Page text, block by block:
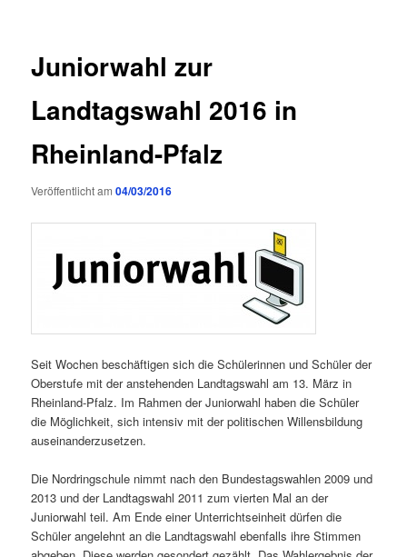
Juniorwahl zur
Landtagswahl 2016 in
Rheinland-Pfalz
Veröffentlicht am04/03/2016
Seit Wochen beschäftigen sich die Schülerinnen und Schüler der
Oberstufe mit der anstehenden Landtagswahl am 13. März in
Rheinland-Pfalz. Im Rahmen der Juniorwahl haben die Schüler
die Möglichkeit, sich intensiv mit der politischen Willensbildung
auseinanderzusetzen.
Die Nordringschule nimmt nach den Bundestagswahlen 2009 und
2013 und der Landtagswahl 2011 zum vierten Mal an der
Juniorwahl teil. Am Ende einer Unterrichtseinheit dürfen die
Schüler angelehnt an die Landtagswahl ebenfalls ihre Stimmen